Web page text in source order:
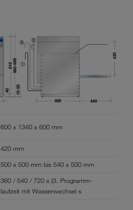
600 x 1340 x 600 mm
420 mm
500 x 500 mm bis 540 x 500 mm
360 / 540 / 720 s (3. Programm-
laufzeit mit Wasserwechsel s